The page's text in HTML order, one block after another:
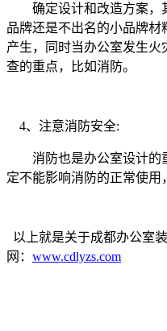
确定设计和改造方案，其
品牌还是不出名的小品牌
产生，同时当办公室发生
查的重点，比如消防。
4、注意消防安全:
消防也是办公室设计的重
定不能影响消防的正常使用
以上就是关于成都办公室
网： www.cdlyzs.com